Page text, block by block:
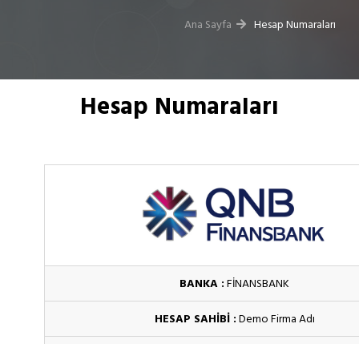
Ana Sayfa Hesap Numaraları
Hesap Numaraları
BANKA :FİNANSBANK
HESAP SAHİBİ :Demo Firma Adı